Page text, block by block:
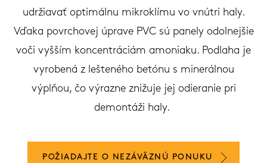
udržiavať optimálnu mikroklímu vo vnútri haly.
Vďaka povrchovej úprave PVC sú panely odolnejšie
voči vyšším koncentráciám amoniaku. Podlaha je
vyrobená z lešteného betónu s minerálnou
výplňou, čo výrazne znižuje jej odieranie pri
demontáži haly.
POŽIADAJTE O NEZÁVÄZNÚ PONUKU